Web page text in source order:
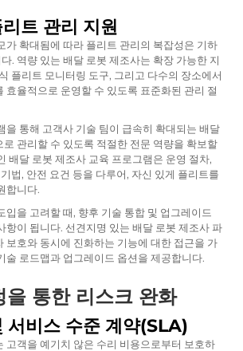
트 관리 지원
가 확대됨에 따라 플리트 관리의 복잡성은 기하
. 역량 있는 배달 로봇 제조사는 확장 가능한 지
플리트 모니터링 도구, 그리고 다수의 장소에서
효율적으로 운영할 수 있도록 표준화된 관리 절
을 통해 고객사 기술 팀이 급속히 확대되는 배달
로 관리할 수 있도록 적절한 전문 역량을 확보할
배달 로봇 제조사 교육 프로그램은 운영 절차,
법, 안전 요건 등을 다루어, 자신 있게 플리트를
합니다.
입을 고려할 때, 향후 기술 통합 및 업그레이드
항이 됩니다. 선견지명 있는 배달 로봇 제조사 파
보호와 동시에 진화하는 기능에 대한 접근을 가
술 로드맵과 업그레이드 옵션을 제공합니다.
을 통한 리스크 완화
서비스 수준 계약(SLA)
고객을 예기치 않은 수리 비용으로부터 보호하